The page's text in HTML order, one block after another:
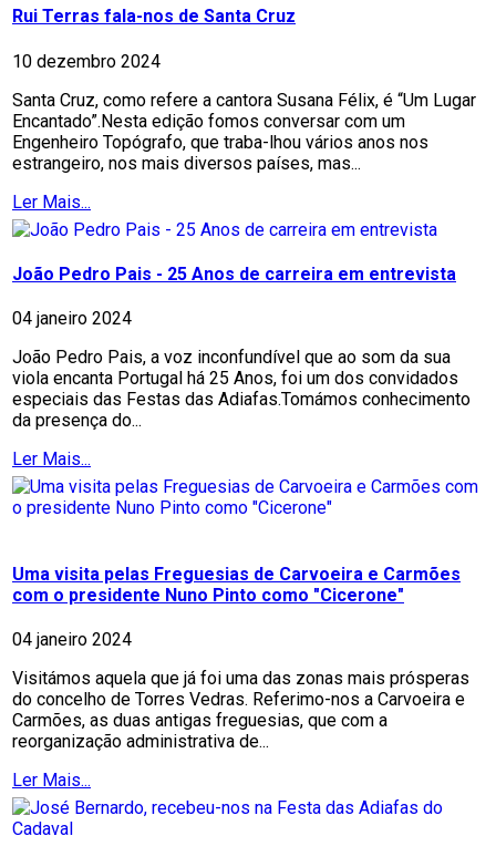
Rui Terras fala-nos de Santa Cruz
10 dezembro 2024
Santa Cruz, como refere a cantora Susana Félix, é “Um Lugar
Encantado”.Nesta edição fomos conversar com um
Engenheiro Topógrafo, que traba-lhou vários anos nos
estrangeiro, nos mais diversos países, mas...
Ler Mais...
João Pedro Pais - 25 Anos de carreira em entrevista
04 janeiro 2024
João Pedro Pais, a voz inconfundível que ao som da sua
viola encanta Portugal há 25 Anos, foi um dos convidados
especiais das Festas das Adiafas.Tomámos conhecimento
da presença do...
Ler Mais...
Uma visita pelas Freguesias de Carvoeira e Carmões
com o presidente Nuno Pinto como "Cicerone"
04 janeiro 2024
Visitámos aquela que já foi uma das zonas mais prósperas
do concelho de Torres Vedras. Referimo-nos a Carvoeira e
Carmões, as duas antigas freguesias, que com a
reorganização administrativa de...
Ler Mais...